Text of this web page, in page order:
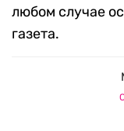
любом случае
газета.